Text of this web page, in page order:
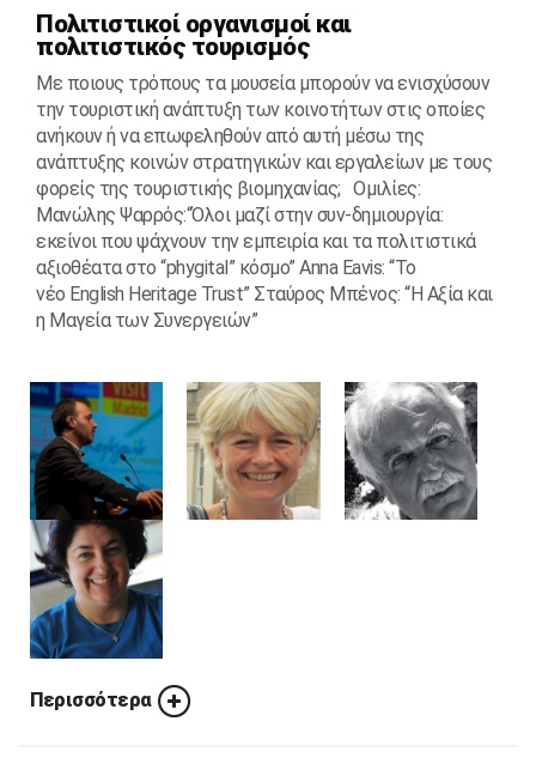
Πολιτιστικοί οργανισμοί και
πολιτιστικός τουρισμός
Με ποιους τρόπους τα μουσεία μπορούν να ενισχύσουν
την τουριστική ανάπτυξη των κοινοτήτων στις οποίες
ανήκουν ή να επωφεληθούν από αυτή μέσω της
ανάπτυξης κοινών στρατηγικών και εργαλείων με τους
φορείς της τουριστικής βιομηχανίας; Ομιλίες:
Μανώλης Ψαρρός:“Όλοι μαζί στην συν-δημιουργία:
εκείνοι που ψάχνουν την εμπειρία και τα πολιτιστικά
αξιοθέατα στο “phygital” κόσμο” Anna Eavis: “Το
νέο English Heritage Trust” Σταύρος Μπένος: “Η Αξία και
η Μαγεία των Συνεργειών”
Περισσότερα